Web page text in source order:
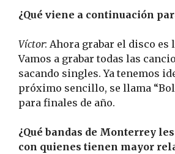
¿Qué viene a continuación
Víctor: Ahora grabar el disco es
Vamos a grabar todas las
sacando singles. Ya tenemos
próximo sencillo, se llama
para finales de año.
¿Qué bandas de Monterrey
con quienes tienen mayor